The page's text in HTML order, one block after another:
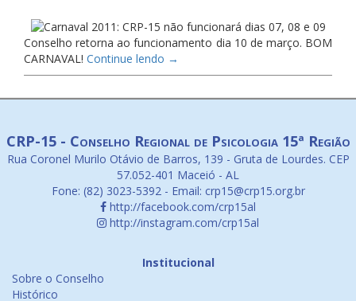
Conselho retorna ao funcionamento dia 10 de março. BOM
CARNAVAL! Continue lendo →
CRP-15 - Conselho Regional de Psicologia 15ª Região
Rua Coronel Murilo Otávio de Barros, 139 - Gruta de Lourdes. CEP
57.052-401 Maceió - AL
Fone: (82) 3023-5392 - Email: crp15@crp15.org.br
http://facebook.com/crp15al
http://instagram.com/crp15al
Institucional
Sobre o Conselho
Histórico